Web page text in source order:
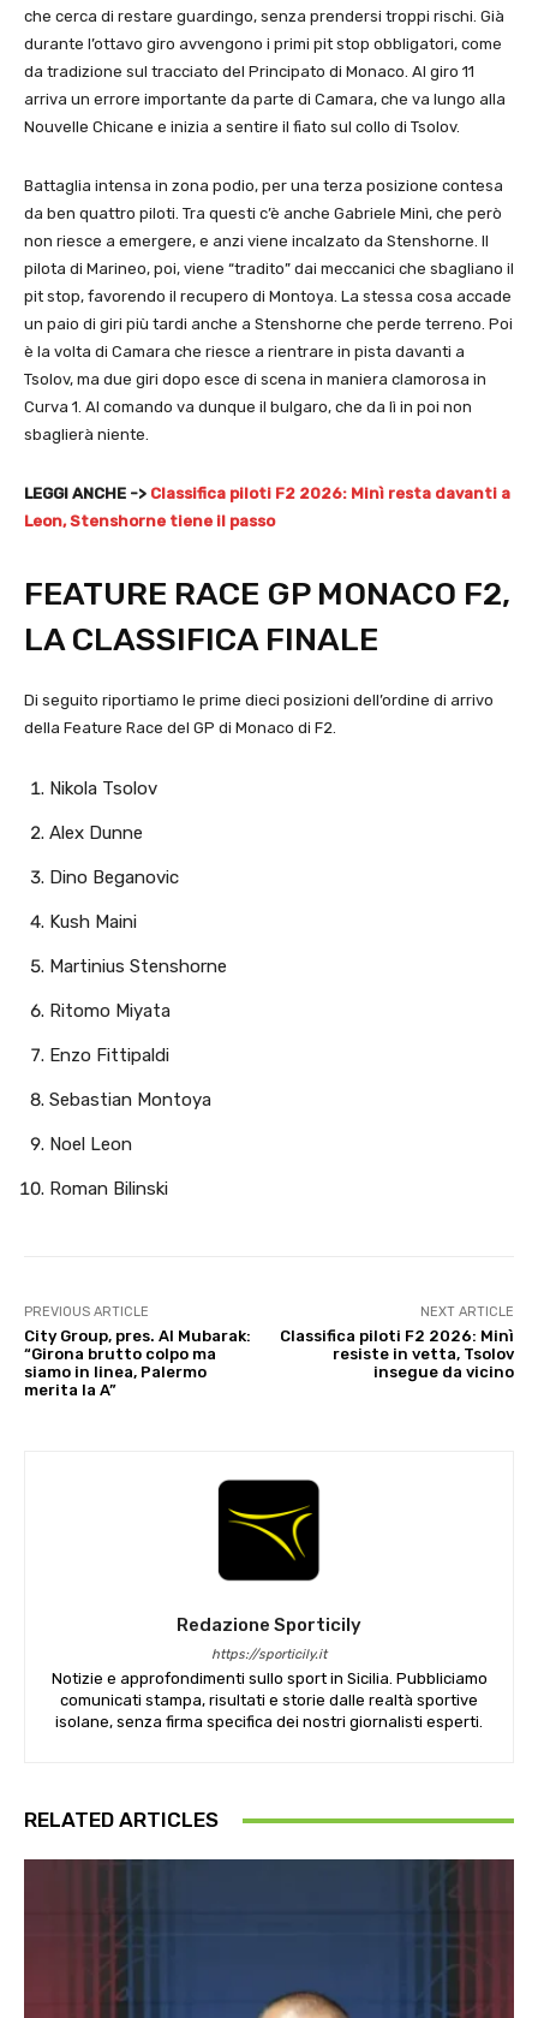
che cerca di restare guardingo, senza prendersi troppi rischi. Già
durante l’ottavo giro avvengono i primi pit stop obbligatori, come
da tradizione sul tracciato del Principato di Monaco. Al giro 11
arriva un errore importante da parte di Camara, che va lungo alla
Nouvelle Chicane e inizia a sentire il fiato sul collo di Tsolov.
Battaglia intensa in zona podio, per una terza posizione contesa
da ben quattro piloti. Tra questi c’è anche Gabriele Minì, che però
non riesce a emergere, e anzi viene incalzato da Stenshorne. Il
pilota di Marineo, poi, viene “tradito” dai meccanici che sbagliano il
pit stop, favorendo il recupero di Montoya. La stessa cosa accade
un paio di giri più tardi anche a Stenshorne che perde terreno. Poi
è la volta di Camara che riesce a rientrare in pista davanti a
Tsolov, ma due giri dopo esce di scena in maniera clamorosa in
Curva 1. Al comando va dunque il bulgaro, che da lì in poi non
sbaglierà niente.
LEGGI ANCHE -> Classifica piloti F2 2026: Minì resta davanti a
Leon, Stenshorne tiene il passo
FEATURE RACE GP MONACO F2,
LA CLASSIFICA FINALE
Di seguito riportiamo le prime dieci posizioni dell’ordine di arrivo
della Feature Race del GP di Monaco di F2.
Nikola Tsolov
Alex Dunne
Dino Beganovic
Kush Maini
Martinius Stenshorne
Ritomo Miyata
Enzo Fittipaldi
Sebastian Montoya
Noel Leon
Roman Bilinski
PREVIOUS ARTICLE
City Group, pres. Al Mubarak:
“Girona brutto colpo ma
siamo in linea, Palermo
merita la A”
NEXT ARTICLE
Classifica piloti F2 2026: Minì
resiste in vetta, Tsolov
insegue da vicino
Redazione Sporticily
https://sporticily.it
Notizie e approfondimenti sullo sport in Sicilia. Pubbliciamo
comunicati stampa, risultati e storie dalle realtà sportive
isolane, senza firma specifica dei nostri giornalisti esperti.
RELATED ARTICLES